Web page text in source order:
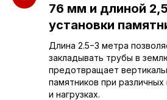
76 мм и длиной
установки
Длина 2.5−3 метра
закладывать трубы в
предотвращает
памятников при
и нагрузках.